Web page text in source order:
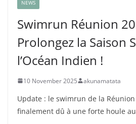
NEWS
Swimrun Réunion
Prolongez la Saison
l’Océan Indien !
10 November 2025 akunamatata
Update : le swimrun de la Réunion
finalement dû à une forte houle